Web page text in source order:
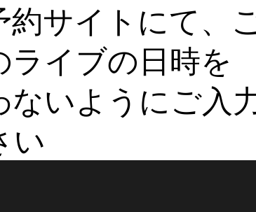
約サイトにて、
ライブの日時を
ないようにご入
い